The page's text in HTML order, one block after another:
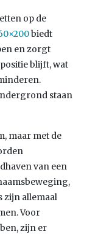
op de
biedt
en zorgt
blijft, wat
staan
maar met de
van een
zijn allemaal
Voor
zijn er